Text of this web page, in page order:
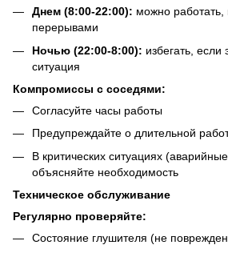
Днем (8:00-22:00): можно работать,
перерывами
Ночью (22:00-8:00): избегать, если
ситуация
Компромиссы с соседями:
Согласуйте часы работы
Предупреждайте о длительной
В критических ситуациях
объясняйте необходимость
Техническое обслуживание
Регулярно проверяйте:
Состояние глушителя (не